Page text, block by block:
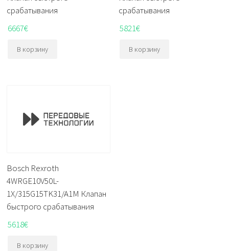
срабатывания
6667€
В корзину
срабатывания
5821€
В корзину
Bosch Rexroth
4WRGE10V50L-
1X/315G15TK31/A1M Клапан
быстрого срабатывания
5618€
В корзину